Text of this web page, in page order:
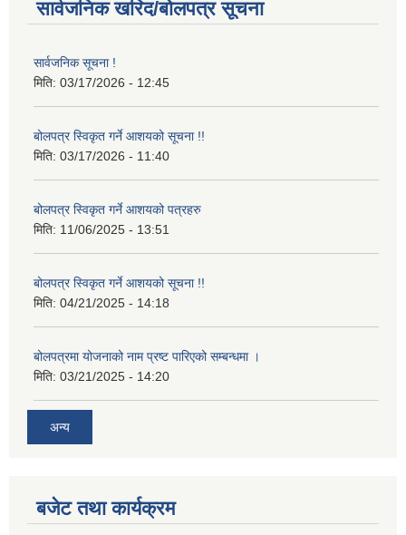
सार्वजनिक खरिद/बोलपत्र सूचना
सार्वजनिक सूचना !
मिति: 03/17/2026 - 12:45
बोलपत्र स्विकृत गर्ने आशयको सूचना !!
मिति: 03/17/2026 - 11:40
बोलपत्र स्विकृत गर्ने आशयको पत्रहरु
मिति: 11/06/2025 - 13:51
बोलपत्र स्विकृत गर्ने आशयको सूचना !!
मिति: 04/21/2025 - 14:18
बोलपत्रमा योजनाको नाम प्रष्ट पारिएको सम्बन्धमा ।
मिति: 03/21/2025 - 14:20
अन्य
बजेट तथा कार्यक्रम